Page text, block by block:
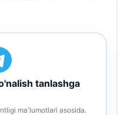
tanlashga
ma'lumotlari asosida.